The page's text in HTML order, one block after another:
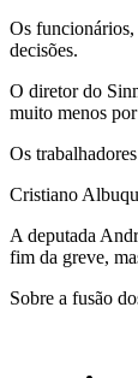
Os funcionários,
decisões.
O diretor do
muito menos
Os
Cristiano
A deputada
fim da greve,
Sobre a fusão